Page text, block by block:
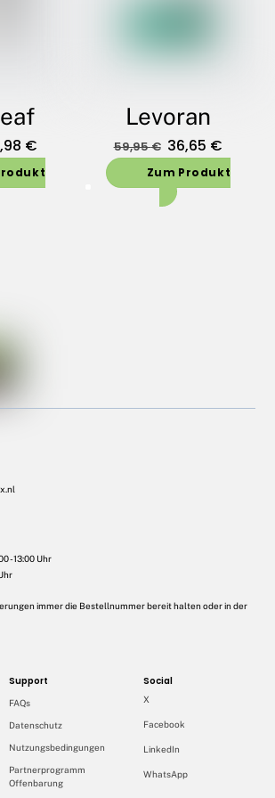
€.
€Huidige
prijs
is:
Levoran
59,95€
prijs
was:
59,95 €.
36,65 €
prijs
is:
Zum Produkt
- 13:00 Uhr
immer die Bestellnummer bereit halten oder in der
Support
FAQs
Datenschutz
Nutzungsbedingungen
Partnerprogramm
Offenbarung
Social
X
Facebook
LinkedIn
WhatsApp